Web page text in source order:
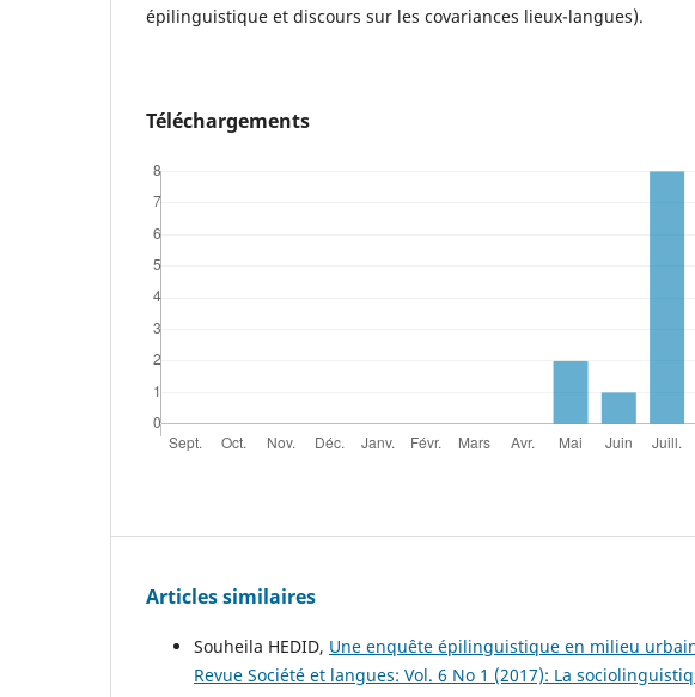
épilinguistique et discours sur les covariances lieux-langues).
Téléchargements
Articles similaires
Souheila HEDID, Une enquête épilinguistique en milieu
Revue Société et langues: Vol. 6 No 1 (2017): La